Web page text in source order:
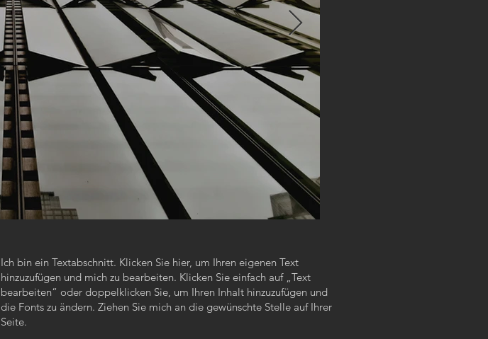
Ich bin ein Textabschnitt. Klicken Sie hier, um Ihren eigenen Text
hinzuzufügen und mich zu bearbeiten. Klicken Sie einfach auf „Text
bearbeiten“ oder doppelklicken Sie, um Ihren Inhalt hinzuzufügen und
die Fonts zu ändern. Ziehen Sie mich an die gewünschte Stelle auf Ihrer
Seite.